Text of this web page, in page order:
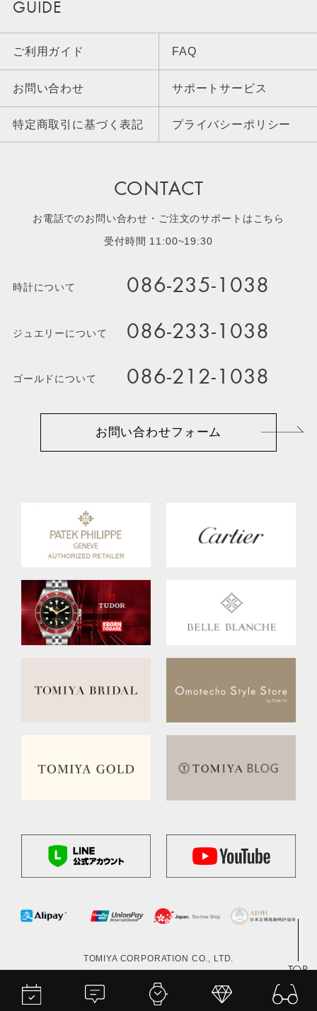
TOP
GUIDE
ご利用ガイド FAQ
お問い合わせ サポートサービス
特定商取引に基づく表記 プライバシーポリシー
CONTACT
お電話でのお問い合わせ・ご注文のサポートはこちら
受付時間 11:00~19:30
時計について 086-235-1038
ジュエリーについて 086-233-1038
ゴールドについて 086-212-1038
お問い合わせフォーム
TOMIYA CORPORATION CO., LTD.